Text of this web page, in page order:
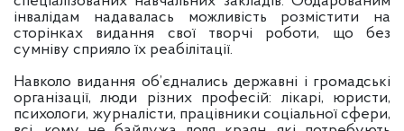
інвалідам надавалась можливість розмістити на
сторінках видання свої творчі роботи, що без
сумніву сприяло їх реабілітації.
Навколо видання об’єднались державні і громадські
організації, люди різних професій: лікарі, юристи,
психологи, журналісти, працівники соціальної сфери,